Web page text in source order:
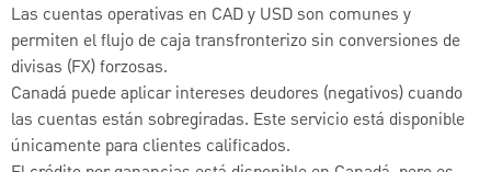
Las cuentas operativas en CAD y USD son comunes y
permiten el flujo de caja transfronterizo sin conversiones de
divisas (FX) forzosas.
Canadá puede aplicar intereses deudores (negativos) cuando
las cuentas están sobregiradas. Este servicio está disponible
únicamente para clientes calificados.